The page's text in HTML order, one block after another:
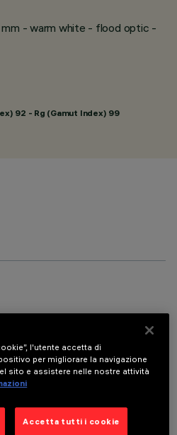
- warm white - flood optic -
92 - Rg (Gamut Index) 99
to use an LED lamp with
Painted, die-cast aluminium
metallised with aluminium
l'utente accetta di
per migliorare la navigazione
sito e assistere nelle nostre attività
Accetta tutti i cookie